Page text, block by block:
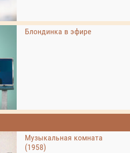
Блондинка в эфире
Музыкальная комната
(1958)